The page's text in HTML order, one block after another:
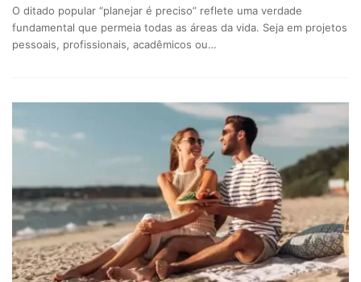
O ditado popular “planejar é preciso” reflete uma verdade
fundamental que permeia todas as áreas da vida. Seja em projetos
pessoais, profissionais, acadêmicos ou…